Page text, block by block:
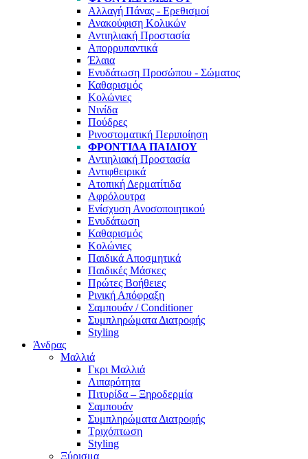
Αλλαγή Πάνας - Ερεθισμοί
Ανακούφιση Κολικών
Αντιηλιακή Προστασία
Απορρυπαντικά
Έλαια
Ενυδάτωση Προσώπου - Σώματος
Καθαρισμός
Κολώνιες
Νινίδα
Πούδρες
Ρινοστοματική Περιποίηση
ΦΡΟΝΤΙΔΑ ΠΑΙΔΙΟΥ
Αντιηλιακή Προστασία
Αντιφθειρικά
Ατοπική Δερματίτιδα
Αφρόλουτρα
Ενίσχυση Ανοσοποιητικού
Ενυδάτωση
Καθαρισμός
Κολώνιες
Παιδικά Αποσμητικά
Παιδικές Μάσκες
Πρώτες Βοήθειες
Ρινική Απόφραξη
Σαμπουάν / Conditioner
Συμπληρώματα Διατροφής
Styling
Άνδρας
Μαλλιά
Γκρι Μαλλιά
Λιπαρότητα
Πιτυρίδα – Ξηροδερμία
Σαμπουάν
Συμπληρώματα Διατροφής
Τριχόπτωση
Styling
Ξύρισμα